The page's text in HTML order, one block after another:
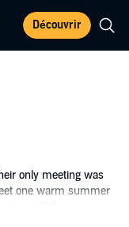
Découvrir
only meeting was
one warm summer
up. With no seats